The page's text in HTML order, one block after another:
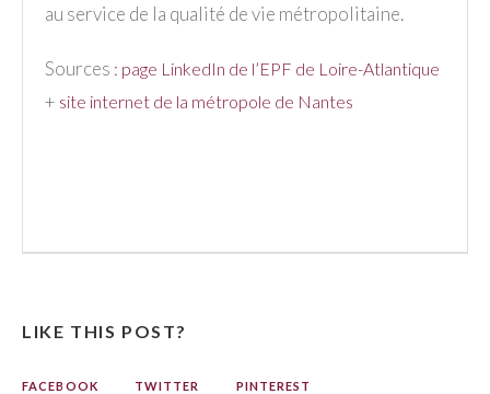
au service de la qualité de vie métropolitaine.
Sources : page LinkedIn de l’EPF de Loire-Atlantique
+ site internet de la métropole de Nantes
LIKE THIS POST?
FACEBOOK TWITTER PINTEREST